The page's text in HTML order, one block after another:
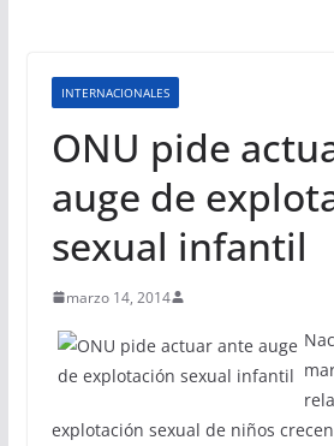
INTERNACIONALES
ONU pide
auge de
sexual infantil
marzo 14, 2014
explotación sexual de niños